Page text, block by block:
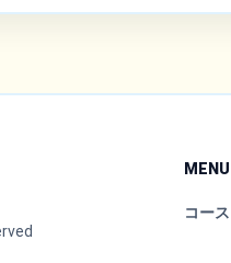
MENU
コース